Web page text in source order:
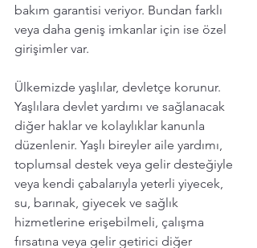
bakım garantisi veriyor. Bundan farklı
veya daha geniş imkanlar için ise özel
girişimler var.
Ülkemizde yaşlılar, devletçe korunur.
Yaşlılara devlet yardımı ve sağlanacak
diğer haklar ve kolaylıklar kanunla
düzenlenir. Yaşlı bireyler aile yardımı,
toplumsal destek veya gelir desteğiyle
veya kendi çabalarıyla yeterli yiyecek,
su, barınak, giyecek ve sağlık
hizmetlerine erişebilmeli, çalışma
fırsatına veya gelir getirici diğer